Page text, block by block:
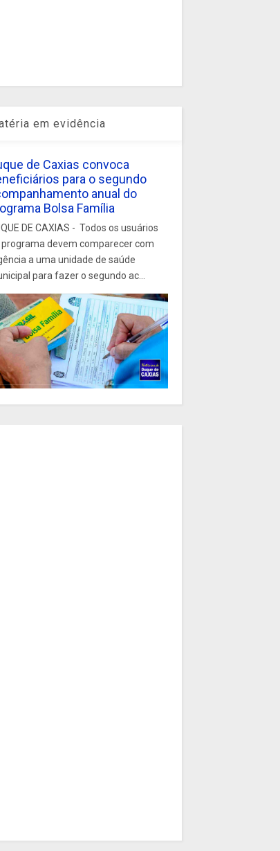
em evidência
de Caxias convoca
para o segundo
anual do
Bolsa Família
DE CAXIAS - Todos os usuários
programa devem comparecer com
a uma unidade de saúde
para fazer o segundo ac...